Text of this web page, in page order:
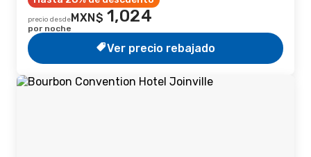
precio desdeMXN$ 1,024
por noche
Ver precio rebajado